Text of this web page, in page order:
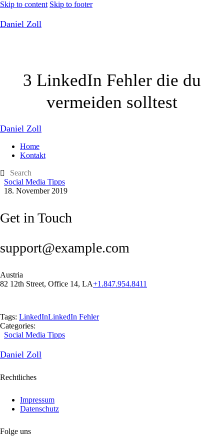
Skip to content Skip to footer
Daniel Zoll
3 LinkedIn Fehler die du
vermeiden solltest
Daniel Zoll
Home
Kontakt
Social Media Tipps
18. November 2019
Get in Touch
support@example.com
Austria
82 12th Street, Office 14, LA+1.847.954.8411
Tags: LinkedInLinkedIn Fehler
Categories:
Social Media Tipps
Daniel Zoll
Rechtliches
Impressum
Datenschutz
Folge uns